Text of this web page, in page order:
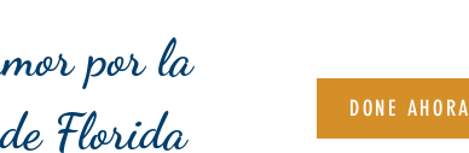
por la
Florida
DONE AHORA